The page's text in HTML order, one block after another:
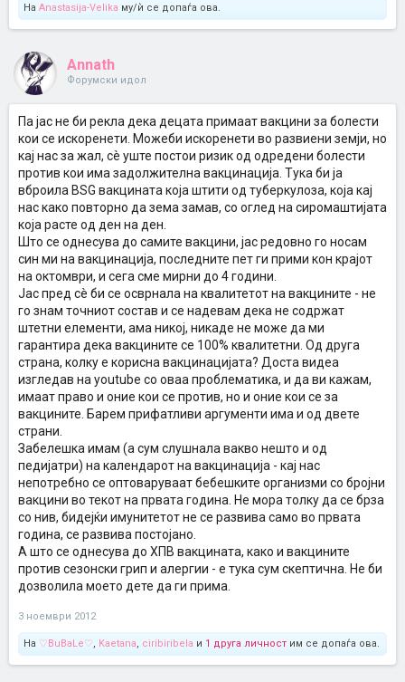
На Anastasija-Velika му/ѝ се допаѓа ова.
Annath
Форумски идол
Па јас не би рекла дека децата примаат вакцини за болести
кои се искоренети. Можеби искоренети во развиени земји, но
кај нас за жал, сè уште постои ризик од одредени болести
против кои има задолжителна вакцинација. Тука би ја
вброила BSG вакцината која штити од туберкулоза, која кај
нас како повторно да зема замав, со оглед на сиромаштијата
која расте од ден на ден.
Што се однесува до самите вакцини, јас редовно го носам
син ми на вакцинација, последните пет ги прими кон крајот
на октомври, и сега сме мирни до 4 години.
Јас пред сè би се осврнала на квалитетот на вакцините - не
го знам точниот состав и се надевам дека не содржат
штетни елементи, ама никој, никаде не може да ми
гарантира дека вакцините се 100% квалитетни. Од друга
страна, колку е корисна вакцинацијата? Доста видеа
изгледав на youtube со оваа проблематика, и да ви кажам,
имаат право и оние кои се против, но и оние кои се за
вакцините. Барем прифатливи аргументи има и од двете
страни.
Забелешка имам (а сум слушнала вакво нешто и од
педијатри) на календарот на вакцинација - кај нас
непотребно се оптоваруваат бебешките организми со бројни
вакцини во текот на првата година. Не мора толку да се брза
со нив, бидејќи имунитетот не се развива само во првата
година, се развива постојано.
А што се однесува до ХПВ вакцината, како и вакцините
против сезонски грип и алергии - е тука сум скептична. Не би
дозволила моето дете да ги прима.
3 ноември 2012
На ♡BuBaLe♡, Kaetana, ciribiribela и 1 друга личност им се допаѓа ова.